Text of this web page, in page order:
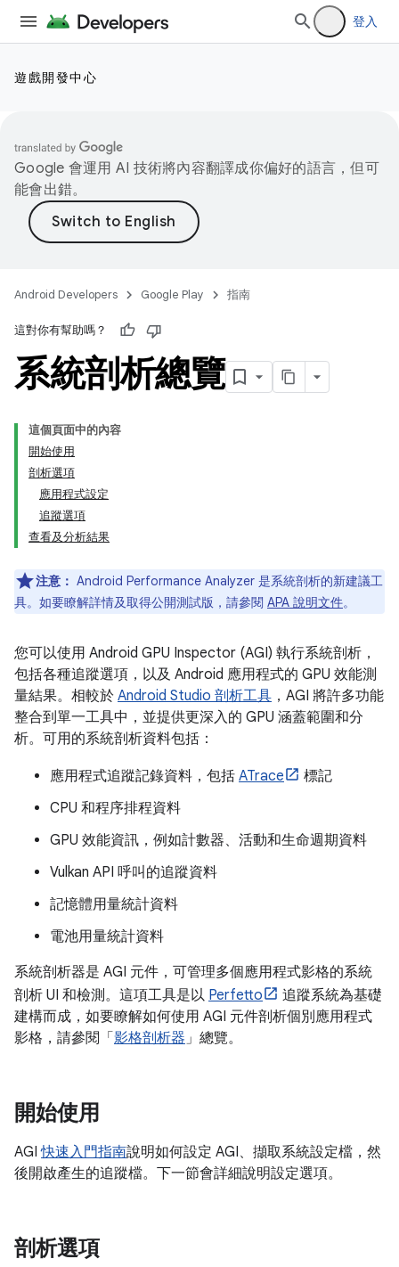
登入
遊戲開發中心
Google 會運用 AI 技術將內容翻譯成你偏好的語言，但可
能會出錯。
Android Developers Google Play 指南
這對你有幫助嗎？
系統剖析總覽
這個頁面中的內容
開始使用
剖析選項
應用程式設定
追蹤選項
查看及分析結果
注意： Android Performance Analyzer 是系統剖析的新建議工
具。如要瞭解詳情及取得公開測試版，請參閱 APA 說明文件。
您可以使用 Android GPU Inspector (AGI) 執行系統剖析，
包括各種追蹤選項，以及 Android 應用程式的 GPU 效能測
量結果。相較於 Android Studio 剖析工具 ，AGI 將許多功能
整合到單一工具中，並提供更深入的 GPU 涵蓋範圍和分
析。可用的系統剖析資料包括：
應用程式追蹤記錄資料，包括 ATrace
標記
CPU 和程序排程資料
GPU 效能資訊，例如計數器、活動和生命週期資料
Vulkan API 呼叫的追蹤資料
記憶體用量統計資料
電池用量統計資料
系統剖析器是 AGI 元件，可管理多個應用程式影格的系統
剖析 UI 和檢測。這項工具是以 Perfetto
追蹤系統為基礎
建構而成，如要瞭解如何使用 AGI 元件剖析個別應用程式
影格，請參閱「 影格剖析器」總覽。
開始使用
AGI快速入門指南說明如何設定 AGI、擷取系統設定檔，然
後開啟產生的追蹤檔。下一節會詳細說明設定選項。
剖析選項